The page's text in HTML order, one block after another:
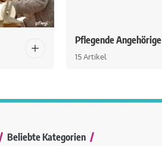
Pflegende Angehörige
15 Artikel
Beliebte Kategorien